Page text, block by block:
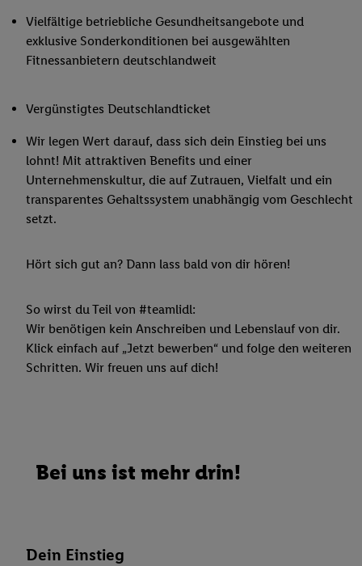
Vielfältige betriebliche Gesundheitsangebote und
exklusive Sonderkonditionen bei ausgewählten
Fitnessanbietern deutschlandweit
Vergünstigtes Deutschlandticket
Wir legen Wert darauf, dass sich dein Einstieg bei uns
lohnt! Mit attraktiven Benefits und einer
Unternehmenskultur, die auf Zutrauen, Vielfalt und ein
transparentes Gehaltssystem unabhängig vom Geschlecht
setzt.
Hört sich gut an? Dann lass bald von dir hören!
So wirst du Teil von #teamlidl:
Wir benötigen kein Anschreiben und Lebenslauf von dir.
Klick einfach auf „Jetzt bewerben“ und folge den weiteren
Schritten. Wir freuen uns auf dich!
Bei uns ist mehr drin!
Dein Einstieg